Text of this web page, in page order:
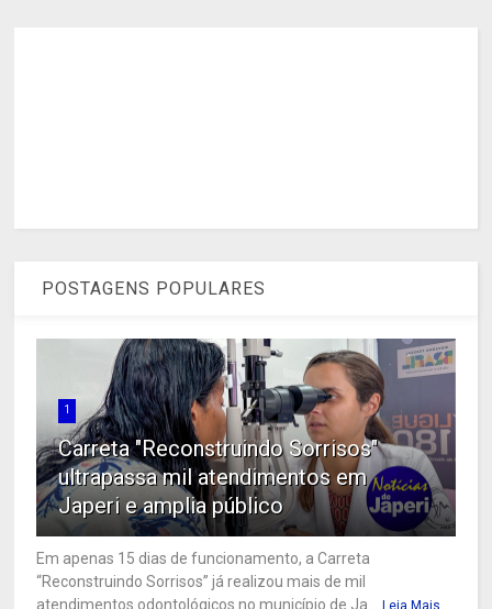
POSTAGENS POPULARES
1
Carreta "Reconstruindo Sorrisos"
ultrapassa mil atendimentos em
Japeri e amplia público
Em apenas 15 dias de funcionamento, a Carreta
“Reconstruindo Sorrisos” já realizou mais de mil
atendimentos odontológicos no município de Ja...
Leia Mais